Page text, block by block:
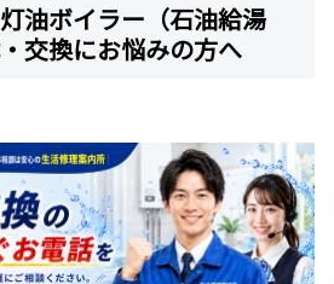
油ボイラー（石油給湯
交換にお悩みの方へ